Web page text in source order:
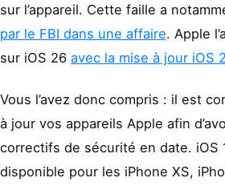
sur l’appareil. Cette faille a
par le FBI dans une affaire. Apple
sur iOS 26 avec la mise à jour iOS
Vous l’avez donc compris : il est
à jour vos appareils Apple afin
correctifs de sécurité en date. iOS
disponible pour les iPhone XS,